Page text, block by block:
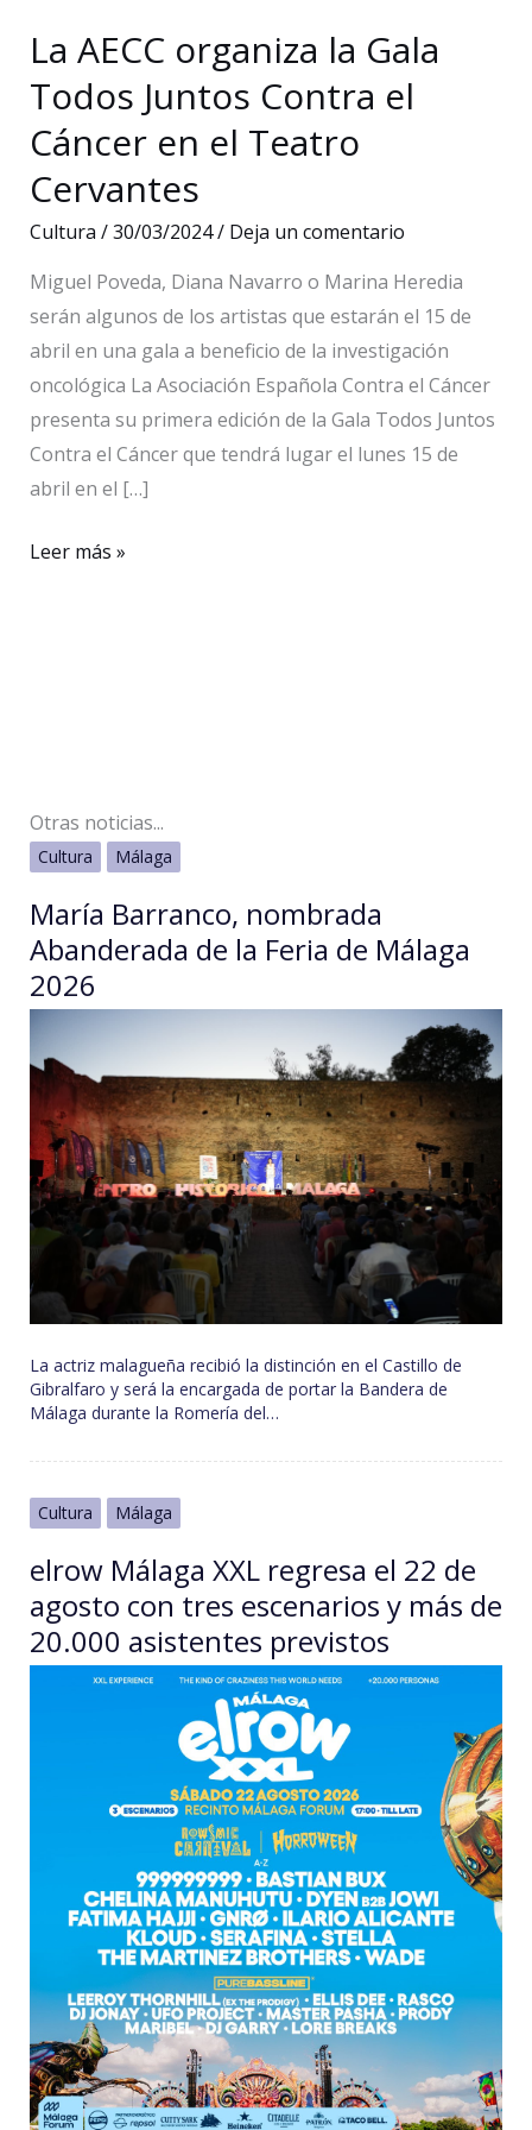
La AECC organiza la Gala
Todos Juntos Contra el
Cáncer en el Teatro
Cervantes
Cultura /30/03/2024/ Deja un comentario
Miguel Poveda, Diana Navarro o Marina Heredia
serán algunos de los artistas que estarán el 15 de
abril en una gala a beneficio de la investigación
oncológica La Asociación Española Contra el Cáncer
presenta su primera edición de la Gala Todos Juntos
Contra el Cáncer que tendrá lugar el lunes 15 de
abril en el […]
La
el
Cáncer
el
Teatro
Cervantes
Leer más »
Otras noticias...
Cultura Málaga
María Barranco, nombrada
Abanderada de la Feria de Málaga
2026
La actriz malagueña recibió la distinción en el Castillo de
Gibralfaro y será la encargada de portar la Bandera de
Málaga durante la Romería del…
Cultura Málaga
elrow Málaga XXL regresa el 22 de
agosto con tres escenarios y más de
20.000 asistentes previstos